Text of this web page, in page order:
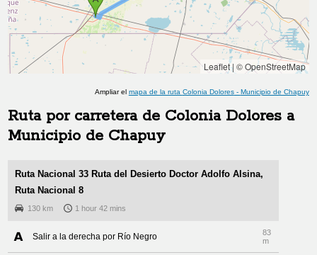
Leaflet| © OpenStreetMap
Ampliar el mapa de la ruta Colonia Dolores- Municipio de Chapuy
Ruta por carretera de Colonia Dolores a
Municipio de Chapuy
Ruta Nacional 33 Ruta del Desierto Doctor Adolfo Alsina,
Ruta Nacional 8
130 km 1 hour 42 mins
Salir a la derecha por Río Negro
83
m